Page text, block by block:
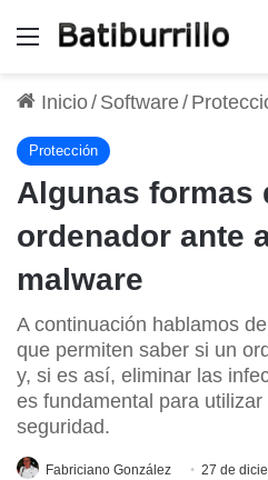
Menú
Inicio/ Software/
Protección
Algunas formas
ordenador ante
malware
A continuación hablamos
que permiten saber si un
y, si es así, eliminar las
es fundamental para
seguridad.
Fabriciano González 27 de